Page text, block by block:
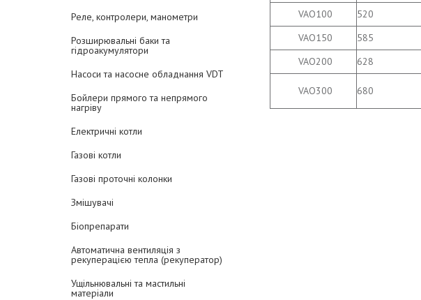
Реле, контролери, манометри
Розширювальні баки та
гідроакумулятори
Насоси та насосне обладнання VDT
Бойлери прямого та непрямого
нагріву
Електричні котли
Газові котли
Газові проточні колонки
Змішувачі
Біопрепарати
Автоматична вентиляція з
рекуперацією тепла (рекуператор)
Ущільнювальні та мастильні
матеріали
VAO100
520
VAO150
585
VAO200
628
VAO300 680